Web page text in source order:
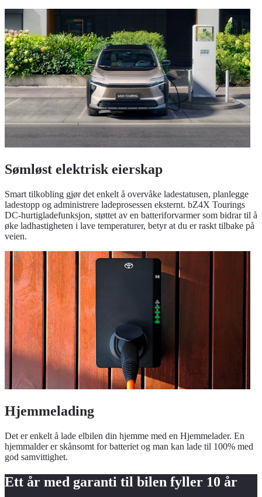
Sømløst elektrisk eierskap
Smart tilkobling gjør det enkelt å overvåke ladestatusen, planlegge
ladestopp og administrere ladeprosessen eksternt. bZ4X Tourings
DC-hurtigladefunksjon, støttet av en batteriforvarmer som bidrar til å
øke ladhastigheten i lave temperaturer, betyr at du er raskt tilbake på
veien.
Hjemmelading
Det er enkelt å lade elbilen din hjemme med en Hjemmelader. En
hjemmalder er skånsomt for batteriet og man kan lade til 100% med
god samvittighet.
Ett år med garanti til bilen fyller 10 år